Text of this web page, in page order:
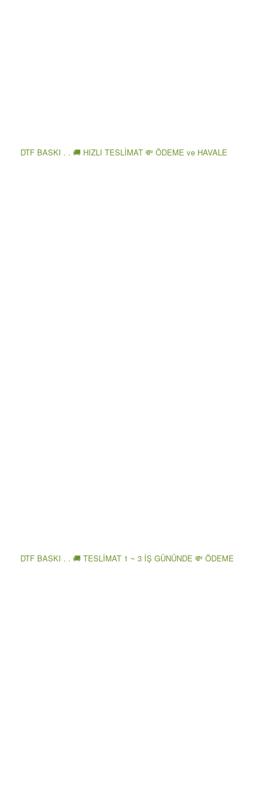
DTF BASKI . . 🚚 HIZLI TESLİMAT 💸 ÖDEME ve HAVALE
DTF BASKI . . 🚚 TESLİMAT 1 ~ 3 İŞ GÜNÜNDE 💸 ÖDEME